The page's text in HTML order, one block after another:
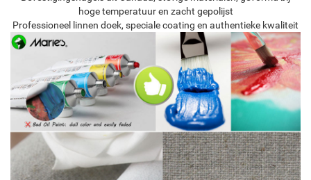
hoge temperatuur en zacht gepolijst
Professioneel linnen doek, speciale coating en authentieke kwaliteit